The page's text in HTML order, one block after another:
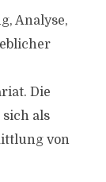
Analyse,
Die
sich als
von